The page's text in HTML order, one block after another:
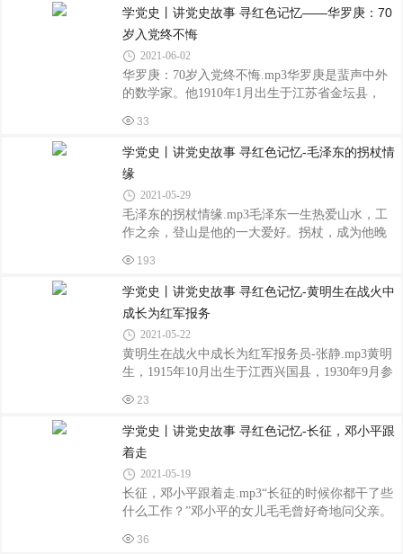
的“六条标准”：终身为共产主义奋斗；革命的
等根据其笔记加以整理后在党内流行，这是中共
的第一部党史。按蔡和森本人的总结，这部党
史“说明了党产生的主观条件和客观条件及党的历
史使命和党初期的工作，说明党的政治状况、劳
动运动的发展及党内部的政治生活状况及一般的
政治状况”，“说明党如何由小团体而形成大的政
党”。这部党史开篇指出：“我们都是马克思主义
学党史丨讲党史故事 寻红色记忆——华罗庚：70
岁入党终不悔
2021-06-02
华罗庚：70岁入党终不悔.mp3华罗庚是蜚声中外
的数学家。他1910年1月出生于江苏省金坛县，
林斯顿高等研究所担任研究员。新中国成立后不
久，他毅然决定放弃普林斯顿高等研究员及伊利
诺伊大学终身教授的优厚待遇，回到祖国。华罗
庚对成为共产党员很是向往，回国后，他一直有
争取早日入党的愿望。1958年6月，他在中国科学
院数学研究所全体员工大会上表示，要“坚决和党
条心”，立志以共产党员的标准要求自己，争取加
入伟大的中国共产党，做一名无产阶级先锋战
33
学党史丨讲党史故事 寻红色记忆-毛泽东的拐杖情
缘
2021-05-29
毛泽东的拐杖情缘.mp3毛泽东一生热爱山水，工
作之余，登山是他的一大爱好。拐杖，成为他晚
究，不管木制的还是竹制的，只要合用就行。在
众多拐杖中，他特别喜欢一根竹拐杖，这根拐杖
来自杭州丁家山。 毛泽东喜欢杭州，称杭州
为第二故乡，生前先后40多次来杭州。20世纪60
年代初，有一次毛泽东登丁家山，上山前，随行
人员没有带拐杖，就到附近农家砍了一根竹子，
简单处理了一下，当作拐杖，毛泽东就拄着这根
散发着清新竹香的拐杖上山。途中，他仿佛想起
193
学党史丨讲党史故事 寻红色记忆-黄明生在战火中
成长为红军报务
2021-05-22
黄明生在战火中成长为红军报务员-张静.mp3黄明
生，1915年10月出生于江西兴国县，1930年9月参
团，1934年2月转为中国共产党党员。1934年5
月，作为中央军委无线电学校毕业生中的佼佼
者，19岁的黄明生被分至红一军团一师无线电台
工作。10月，他随部队踏上了长征路。1935年8
月，黄明生被调到红四方面军工作。战争年代，
电台是部队的神经，是首长的耳目，十分重要。
那时电台有两个符号，“被叫符号”和“自用符号”。
电报等级有“平报”“急报”“火急报”“万急报”“十万火
23
学党史丨讲党史故事 寻红色记忆-长征，邓小平跟
着走
2021-05-19
长征，邓小平跟着走.mp3“长征的时候你都干了些
什么工作？”邓小平的女儿毛毛曾好奇地问父亲。
后来评论道:“父亲讲的倒是大实话。长征开始，他
36